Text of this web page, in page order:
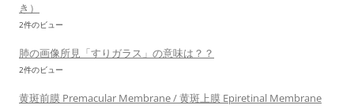
き）
2件のビュー
肺の画像所見「すりガラス」の意味は？？
2件のビュー
黄斑前膜 Premacular Membrane / 黄斑上膜 Epiretinal Membrane